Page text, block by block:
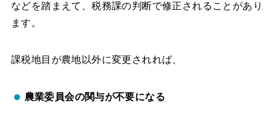
などを踏まえて、税務課の判断で修正されることがあり
ます。
課税地目が農地以外に変更されれば、
農業委員会の関与が不要になる